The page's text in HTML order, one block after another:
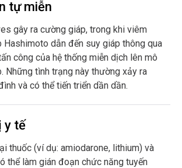
tự miễn
gây ra cường giáp, trong khi viêm
Hashimoto dẫn đến suy giáp thông qua
công của hệ thống miễn dịch lên mô
Những tình trạng này thường xảy ra
và có thể tiến triển dần dần.
y tế
thuốc (ví dụ: amiodarone, lithium) và
thể làm gián đoạn chức năng tuyến